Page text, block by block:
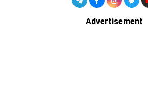
Advertisement